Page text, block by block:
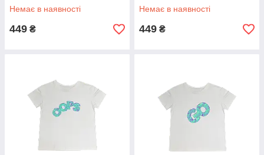
Немає в наявності
449 ₴
Немає в наявності
449 ₴